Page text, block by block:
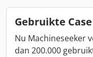
Gebruikte
Nu Machineseeker
dan 200.000